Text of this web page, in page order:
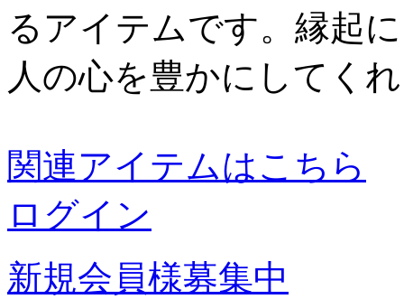
るアイテムです。縁起
人の心を豊かにしてく
関連アイテムはこちら
ログイン
新規会員様募集中